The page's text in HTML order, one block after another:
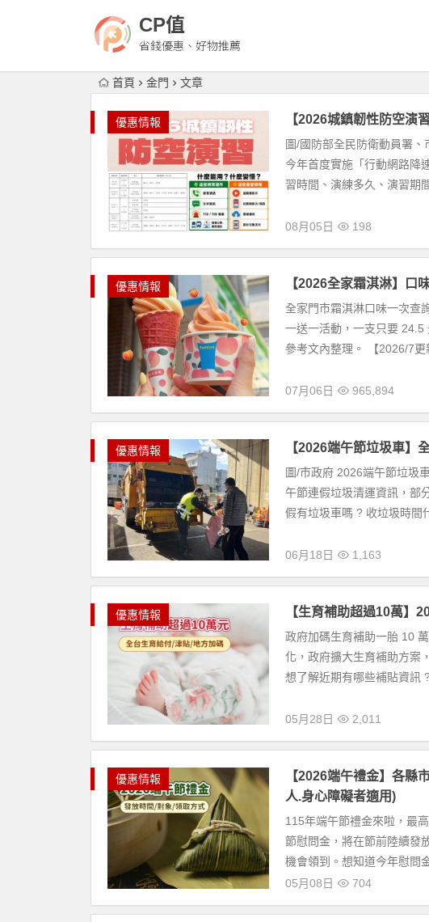
CP值
省錢優惠、好物推薦
首頁 金門 文章
優惠情報 【2026城鎮韌性防空演
圖/國防部全民防衛動員署
今年首度實施「行動網路降
習時間、演練多久、演習期
08月05日 198
優惠情報 【2026全家霜淇淋】口
全家門市霜淇淋口味一次查
一送一活動，一支只要
參考文內整理。 【2026/7更
07月06日 965,894
優惠情報 【2026端午節垃圾車】
圖/市政府 2026端午節垃圾
午節連假垃圾清運資訊，部
假有垃圾車嗎 ? 收垃圾時間
06月18日 1,163
優惠情報 【生育補助超過10萬】
政府加碼生育補助一胎 10
化，政府擴大生育補助方案
想了解近期有哪些補貼資訊
05月28日 2,011
優惠情報
【2026端午禮金】各縣
人.身心障礙者適用)
115年端午節禮金來啦，最
節慰問金，將在節前陸續發
機會領到。想知道今年慰問金
05月08日
704